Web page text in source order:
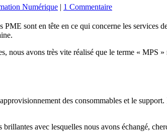
Numérique | 1 Commentaire
PME sont en tête en ce qui concerne les services
avons très vite réalisé que le terme « MPS
des consommables et le support.
avec lesquelles nous avons échangé,